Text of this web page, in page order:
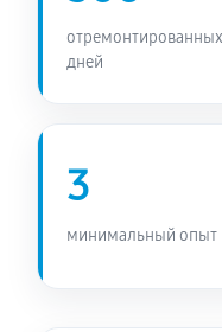
дней
3
минимальный опыт